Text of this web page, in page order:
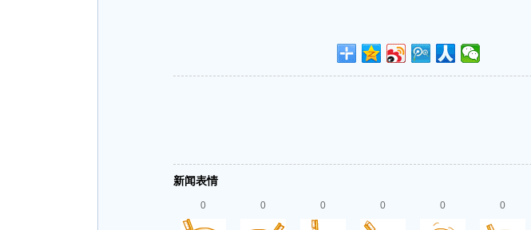
新闻表情
0 0 0 0 0 0